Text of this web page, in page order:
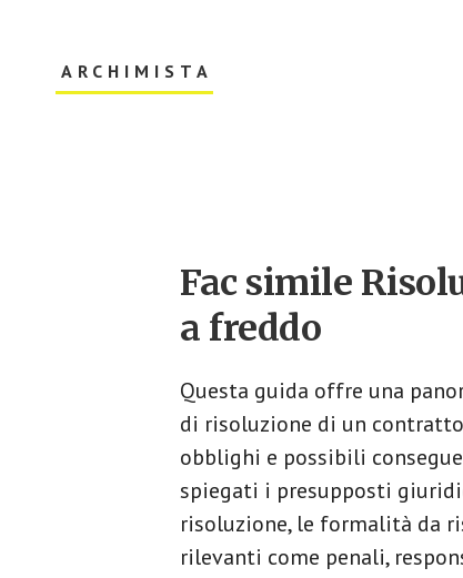
ARCHIMISTA
Content
Fac simile
a freddo​
Questa guida offre una
di risoluzione di un
obblighi e possibili
spiegati i presupposti
risoluzione, le formalità da
rilevanti come penali,